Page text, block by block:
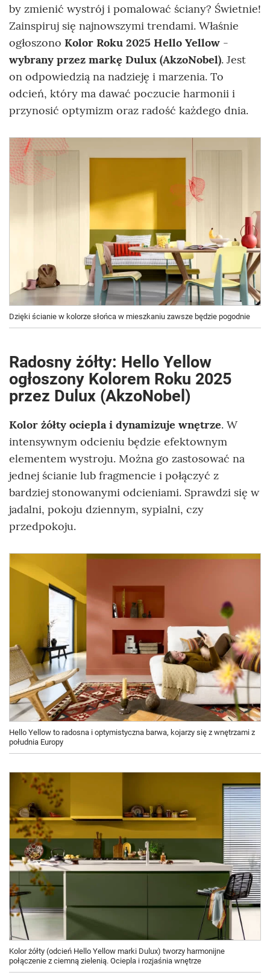
by zmienić wystrój i pomalować ściany? Świetnie!
Zainspiruj się najnowszymi trendami. Właśnie
ogłoszono Kolor Roku 2025 Hello Yellow -
wybrany przez markę Dulux (AkzoNobel). Jest
on odpowiedzią na nadzieję i marzenia. To
odcień, który ma dawać poczucie harmonii i
przynosić optymizm oraz radość każdego dnia.
Dzięki ścianie w kolorze słońca w mieszkaniu zawsze będzie pogodnie
Radosny żółty: Hello Yellow
ogłoszony Kolorem Roku 2025
przez Dulux (AkzoNobel)
Kolor żółty ociepla i dynamizuje wnętrze. W
intensywnym odcieniu będzie efektownym
elementem wystroju. Można go zastosować na
jednej ścianie lub fragmencie i połączyć z
bardziej stonowanymi odcieniami. Sprawdzi się w
jadalni, pokoju dziennym, sypialni, czy
przedpokoju.
Hello Yellow to radosna i optymistyczna barwa, kojarzy się z wnętrzami z
południa Europy
Kolor żółty (odcień Hello Yellow marki Dulux) tworzy harmonijne
połączenie z ciemną zielenią. Ociepla i rozjaśnia wnętrze